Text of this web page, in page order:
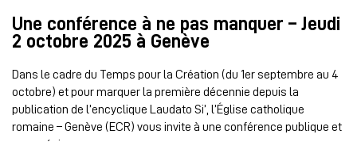
Une conférence à ne pas manquer – Jeudi
2 octobre 2025 à Genève
Dans le cadre du Temps pour la Création (du 1er septembre au 4
octobre) et pour marquer la première décennie depuis la
publication de l’encyclique Laudato Si’, l’Église catholique
romaine – Genève (ECR) vous invite à une conférence publique et